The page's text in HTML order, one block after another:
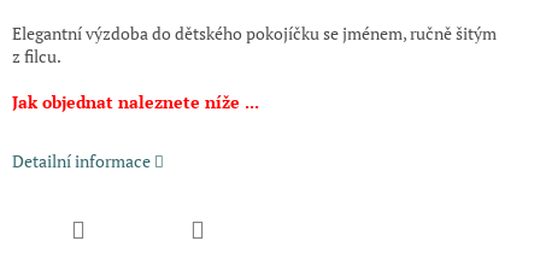
Elegantní výzdoba do dětského pokojíčku se jménem, ručně šitým
z filcu.
Jak objednat naleznete níže ...
Detailní informace